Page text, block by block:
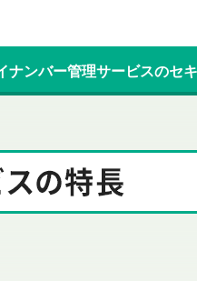
ナンバー管理サービスのセ